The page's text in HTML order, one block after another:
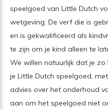
speelgoed van Little Dutch
wetgeving. De verf die is
en is gekwalificeerd als
te zijn om je kind alleen te
We willen natuurlijk dat je
je Little Dutch speelgoed,
advies over het onderhoud
aan om het speelgoed niet